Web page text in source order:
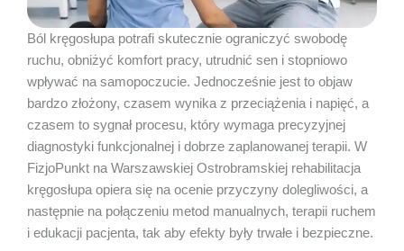
Ból kręgosłupa potrafi skutecznie ograniczyć swobodę
ruchu, obniżyć komfort pracy, utrudnić sen i stopniowo
wpływać na samopoczucie. Jednocześnie jest to objaw
bardzo złożony, czasem wynika z przeciążenia i napięć, a
czasem to sygnał procesu, który wymaga precyzyjnej
diagnostyki funkcjonalnej i dobrze zaplanowanej terapii. W
FizjoPunkt na Warszawskiej Ostrobramskiej rehabilitacja
kręgosłupa opiera się na ocenie przyczyny dolegliwości, a
następnie na połączeniu metod manualnych, terapii ruchem
i edukacji pacjenta, tak aby efekty były trwałe i bezpieczne.